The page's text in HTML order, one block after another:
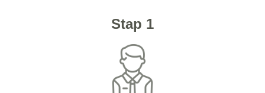
Stap 1